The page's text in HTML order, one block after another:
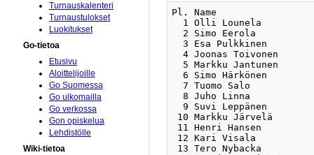
Pl. Name
1 Olli Lounela
2 Simo Eerola
3 Esa Pulkkinen
4 Joonas Toivonen
5 Markku Jantunen
6 Simo Härkönen
7 Tuomo Salo
8 Juho Linna
9 Suvi Leppänen
10 Markku Järvelä
11 Henri Hansen
12 Kari Visala
13 Tero Nybacka
Turnauskalenteri
Turnaustulokset
Luokitukset
Go-tietoa
Etusivu
Aloittelijoille
Go Suomessa
Go ulkomailla
Go verkossa
Gon opiskelua
Lehdistölle
Wiki-tietoa